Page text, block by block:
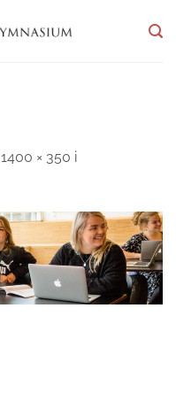
1400 × 350 i